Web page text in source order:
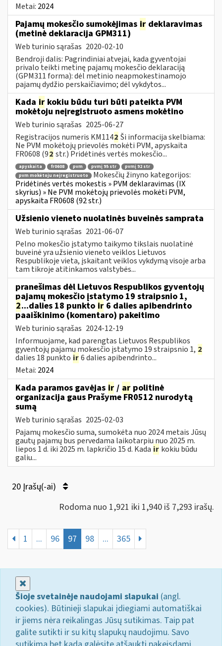
Metai: 2024
Pajamų mokesčio sumokėjimas ir deklaravimas
(metinė deklaracija GPM311)
Web turinio sąrašas 2020-02-10
Bendroji dalis: Pagrindiniai atvejai, kada gyventojai
privalo teikti metinę pajamų mokesčio deklaraciją
(GPM311 forma): dėl metinio neapmokestinamojo
pajamų dydžio perskaičiavimo; dėl vykdytos...
Kada ir kokiu būdu turi būti pateikta PVM
mokėtoju neįregistruoto asmens mokėtino
Web turinio sąrašas 2025-06-27
Registracijos numeris KM1142 Ši informacija skelbiama:
Ne PVM mokėtojų prievolės mokėti PVM, apyskaita
FR0608 (92 str.) Pridėtinės vertės mokesčio...
apyskaita fr0608 pvm pvmį 95 str
pvmį 92 str
pvm mokėtoju neįregistruoto
Mokesčių žinyno kategorijos:
Pridėtinės vertės mokestis » PVM deklaravimas (IX
skyrius) » Ne PVM mokėtojų prievolės mokėti PVM,
apyskaita FR0608 (92 str.)
Užsienio vieneto nuolatinės buveinės samprata
Web turinio sąrašas 2021-06-07
Pelno mokesčio įstatymo taikymo tikslais nuolatinė
buveinė yra užsienio vieneto veiklos Lietuvos
Respublikoje vieta, įskaitant veiklos vykdymą visoje arba
tam tikroje atitinkamos valstybės...
pranešimas dėl Lietuvos Respublikos gyventojų
pajamų mokesčio įstatymo 19 straipsnio 1,
2...dalies 18 punkto ir 6 dalies apibendrinto
paaiškinimo (komentaro) pakeitimo
Web turinio sąrašas 2024-12-19
Informuojame, kad parengtas Lietuvos Respublikos
gyventojų pajamų mokesčio įstatymo 19 straipsnio 1, 2
dalies 18 punkto ir6 dalies apibendrinto...
Metai: 2024
Kada paramos gavėjas ir / ar politinė
organizacija gaus Prašyme FR0512 nurodytą
sumą
Web turinio sąrašas 2025-02-03
Pajamų mokesčio suma, sumokėta nuo 2024 metais Jūsų
gautų pajamų bus pervedama laikotarpiu nuo 2025 m.
liepos 1 d. iki 2025 m. lapkričio 15 d. Kada ir kokiu būdu
galiu...
20 Įrašų(-ai)
Rodoma nuo 1,921 iki 1,940 iš 7,293 irašų.
1 ... 96 97 98 ... 365
Šioje svetainėje naudojami slapukai (angl.
cookies). Būtinieji slapukai įdiegiami automatiškai
ir jiems nėra reikalingas Jūsų sutikimas. Taip pat
galite sutikti ir su kitų slapukų naudojimu. Savo